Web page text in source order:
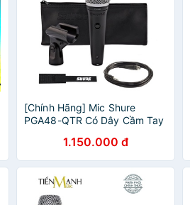
[Chính Hãng] Mic Shure
PGA48-QTR Có Dây Cầm Tay
PGA48QTR Micro PGA48
1.150.000 đ